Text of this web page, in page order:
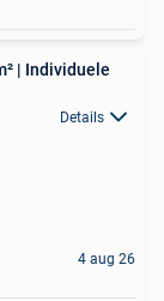
| Individuele
Details
4 aug 26